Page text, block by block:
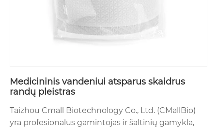
Medicininis vandeniui atsparus skaidrus
randų pleistras
Taizhou Cmall Biotechnology Co., Ltd. (CMallBio)
yra profesionalus gamintojas ir šaltinių gamykla,